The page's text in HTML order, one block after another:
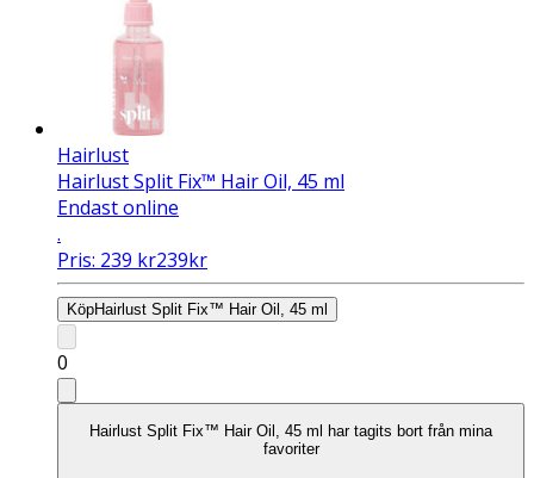
Hairlust
Hairlust Split Fix™ Hair Oil, 45 ml
Endast online
.
Pris: 239 kr239kr
KöpHairlust Split Fix™ Hair Oil, 45 ml
0
Hairlust Split Fix™ Hair Oil, 45 ml har tagits bort från mina
favoriter